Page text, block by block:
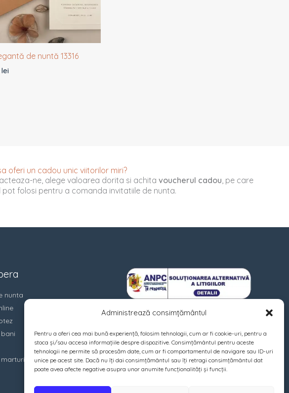
Administrează consimțământul
Pentru a oferi cea mai bună experiență, folosim tehnologii, cum ar fi cookie-uri, pentru a
stoca și/sau accesa informațiile despre dispozitive. Consimțământul pentru aceste
tehnologii ne permite să procesăm date, cum ar fi comportamentul de navigare sau ID-uri
unice pe acest site. Dacă nu îți dai consimțământul sau îți retragi consimțământul dat
poate avea afecte negative asupra unor anumite funcționalități și funcții.
de nuntă 13316
lei
oferi un cadou unic viitorilor miri?
ne, alege valoarea dorita si achita voucherul cadou, pe care
pot folosi pentru a comanda invitatiile de nunta.
nunta